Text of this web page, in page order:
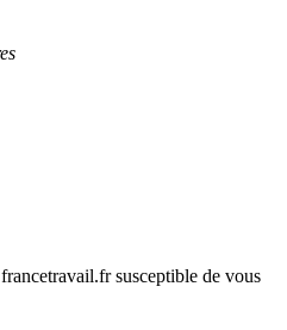
susceptible de vous